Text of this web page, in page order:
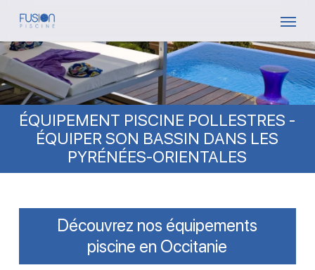
Skip
main
content
ÉQUIPEMENT PISCINE POLLESTRES -
ÉQUIPER SON BASSIN DANS LES
PYRÉNÉES-ORIENTALES
Découvrez nos équipements
piscine en Occitanie